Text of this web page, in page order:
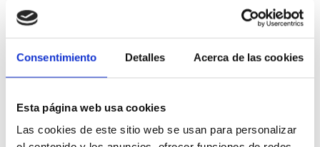
Consentimiento Detalles Acerca de las cookies
Esta página web usa cookies
Las cookies de este sitio web se usan para personalizar
Referencia
Fuera de stock
8,17 €13,62 € -40%